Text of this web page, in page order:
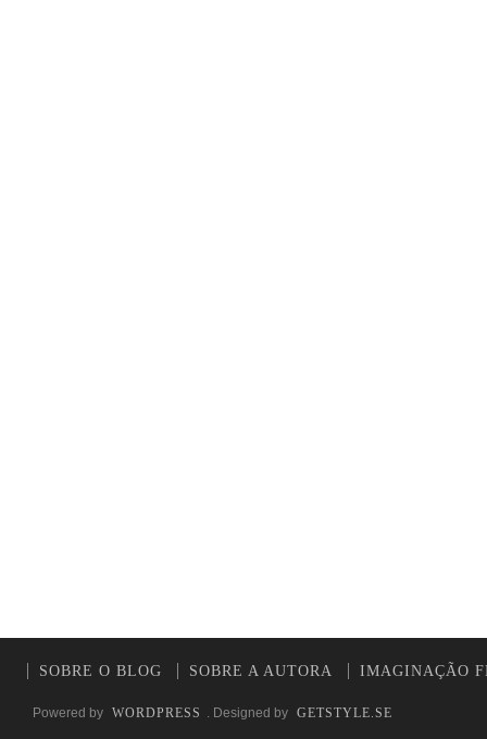
SOBRE O BLOG SOBRE A AUTORA IMAGINAÇÃO
Powered by WORDPRESS . Designed by GETSTYLE.SE